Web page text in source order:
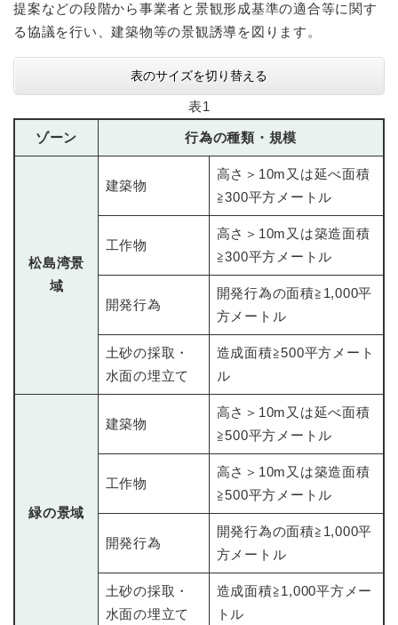
提案などの段階から事業者と景観形成基準の適合等に関す
る協議を行い、建築物等の景観誘導を図ります。
表のサイズを切り替える
表1
ゾーン 行為の種類・規模
松島湾景
域
建築物
高さ＞10m又は延べ面積
≧300平方メートル
工作物
高さ＞10m又は築造面積
≧300平方メートル
開発行為
開発行為の面積≧1,000平
方メートル
土砂の採取・
水面の埋立て
造成面積≧500平方メート
ル
緑の景域
建築物
高さ＞10m又は延べ面積
≧500平方メートル
工作物
高さ＞10m又は築造面積
≧500平方メートル
開発行為
開発行為の面積≧1,000平
方メートル
土砂の採取・
水面の埋立て
造成面積≧1,000平方メー
トル